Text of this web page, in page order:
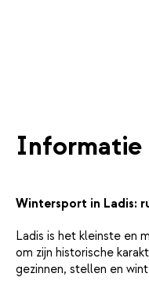
wat ontspannende
Informatie
Wintersport in Ladis:
Ladis is het kleinste en
om zijn historische
gezinnen, stellen en